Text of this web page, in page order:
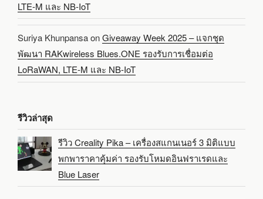
LTE-M และ NB-IoT
Suriya KhunpansaonGiveaway Week 2025 – แจกชุด
พัฒนา RAKwireless Blues.ONE รองรับการเชื่อมต่อ
LoRaWAN, LTE-M และ NB-IoT
รีวิวล่าสุด
รีวิว Creality Pika – เครื่องสแกนเนอร์ 3 มิติแบบ
พกพาราคาคุ้มค่า รองรับโหมดอินฟราเรดและ
Blue Laser